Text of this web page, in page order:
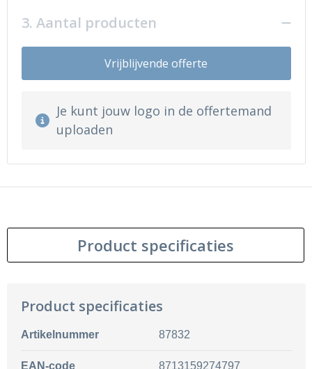
3. Aantal producten
Vrijblijvende offerte
Je kunt jouw logo in de offertemand
uploaden
Product specificaties
Product specificaties
Artikelnummer 87832
EAN-code 8713159274797